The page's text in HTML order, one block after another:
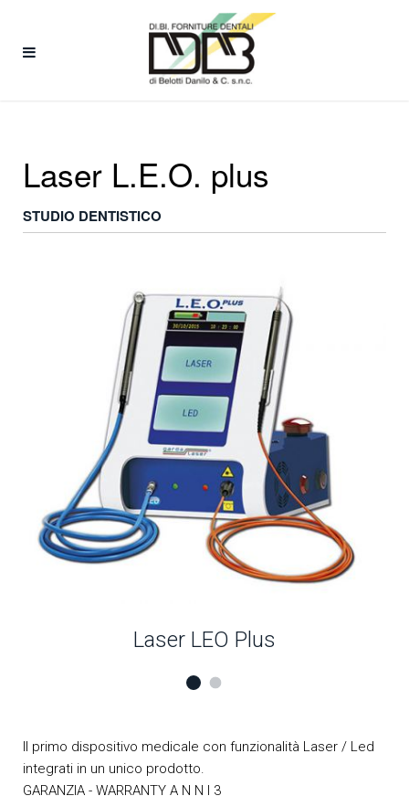
Laser L.E.O. plus
STUDIO DENTISTICO
Laser LEO Plus
Il primo dispositivo medicale con funzionalità Laser / Led
integrati in un unico prodotto.
GARANZIA - WARRANTY A N N I 3